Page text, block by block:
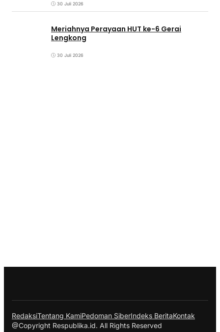
30 Juli 2026
Meriahnya Perayaan HUT ke-6 Gerai
Lengkong
30 Juli 2026
RedaksiTentang KamiPedoman SiberIndeks BeritaKontak
@Copyright Respublika.id. All Rights Reserved